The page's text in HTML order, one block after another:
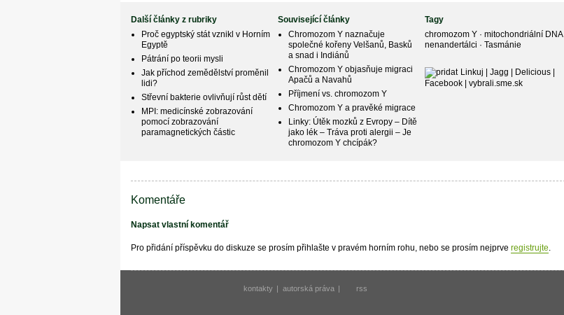
Další články z rubriky
Proč egyptský stát vznikl v Horním
Egyptě
Pátrání po teorii mysli
Jak příchod zemědělství proměnil
lidi?
Střevní bakterie ovlivňují růst dětí
MPI: medicínské zobrazování
pomocí zobrazování
paramagnetických částic
Související články
Chromozom Y naznačuje
společné kořeny Velšanů, Basků
a snad i Indiánů
Chromozom Y objasňuje migraci
Apačů a Navahů
Příjmení vs. chromozom Y
Chromozom Y a pravěké migrace
Linky: Útěk mozků z Evropy – Dítě
jako lék – Tráva proti alergii – Je
chromozom Y chcípák?
Tagy
chromozom Y ·mitochondriální DNA
nenandertálci ·Tasmánie
Linkuj Jagg Delicious|
Facebook |vybrali.sme.sk
Komentáře
Napsat vlastní komentář
Pro přidání příspěvku do diskuze se prosím přihlašte v pravém horním rohu, nebo se prosím nejprve registrujte
kontakty | autorská práva | rss